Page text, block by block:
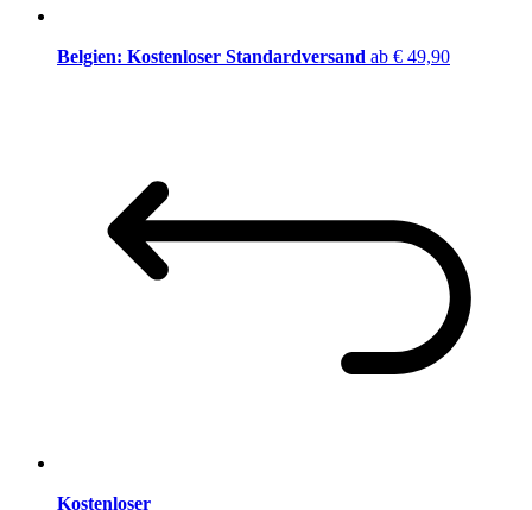
Belgien: Kostenloser Standardversand ab € 49,90
Kostenloser